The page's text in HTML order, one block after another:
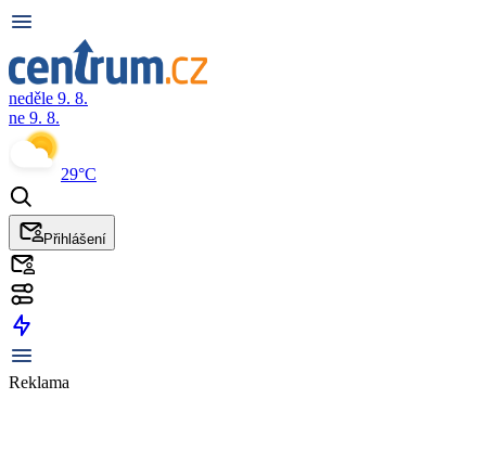
neděle 9. 8.
ne 9. 8.
29°C
Přihlášení
Reklama